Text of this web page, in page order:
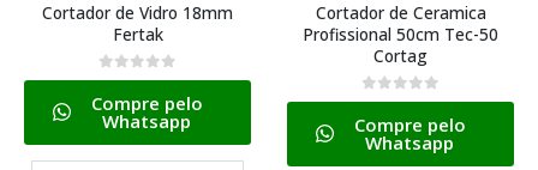
Cortador de Vidro 18mm
Fertak
0de 5
Compre pelo
Whatsapp
Cortador de Ceramica
Profissional 50cm Tec-50
Cortag
0de 5
Compre pelo
Whatsapp